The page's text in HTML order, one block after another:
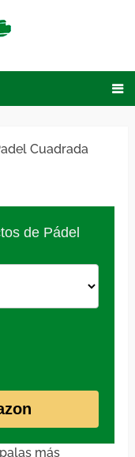
Cuadrada
de Pádel
más